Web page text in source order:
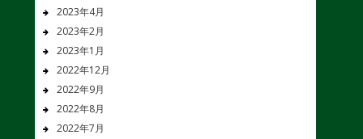
2023年4月
2023年2月
2023年1月
2022年12月
2022年9月
2022年8月
2022年7月